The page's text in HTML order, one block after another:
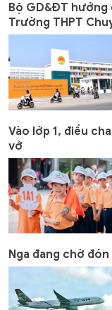
Bộ GD&ĐT
Trường THPT
Vào lớp 1, điều
vở
Nga đang chờ